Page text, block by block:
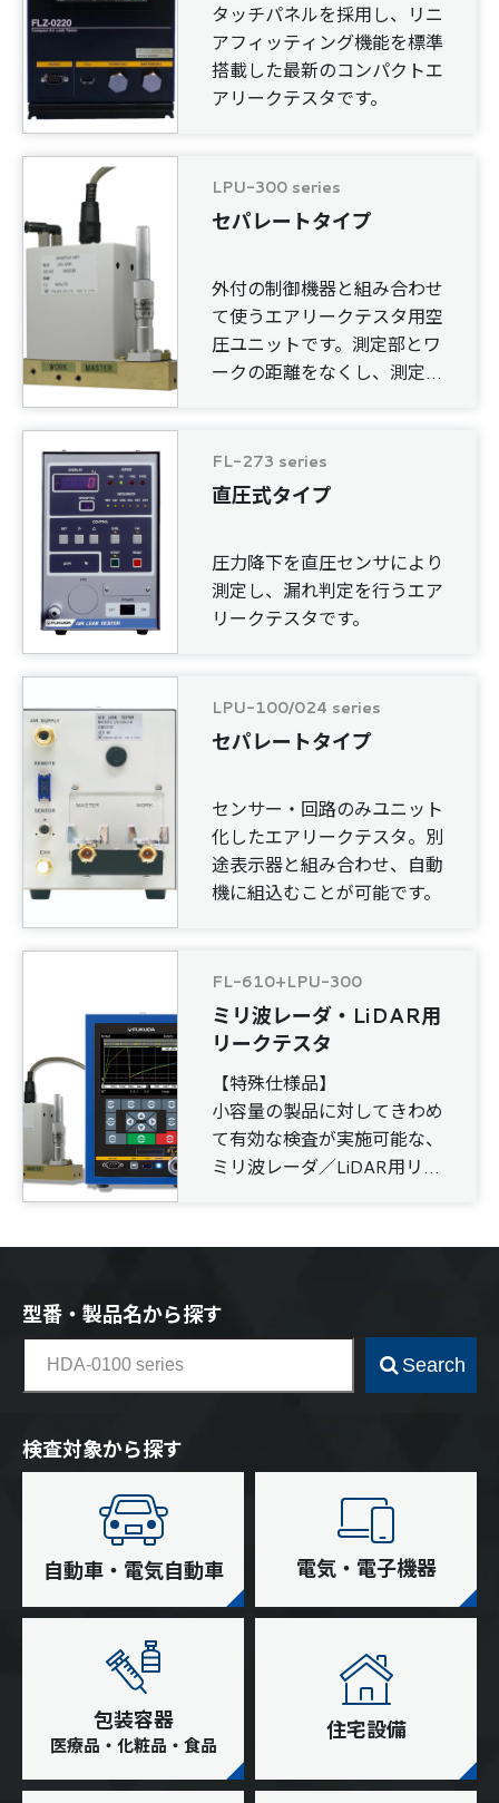
タッチパネルを採用し、リニ
アフィッティング機能を標準
搭載した最新のコンパクトエ
アリークテスタです。
LPU-300 series
セパレートタイプ
外付の制御機器と組み合わせ
て使うエアリークテスタ用空
圧ユニットです。測定部とワ
ークの距離をなくし、測定容
FL-273 series
直圧式タイプ
圧力降下を直圧センサにより
測定し、漏れ判定を行うエア
リークテスタです。
LPU-100/024 series
セパレートタイプ
センサー・回路のみユニット
化したエアリークテスタ。別
途表示器と組み合わせ、自動
機に組込むことが可能です。
FL-610+LPU-300
ミリ波レーダ・LiDAR用
リークテスタ
【特殊仕様品】
小容量の製品に対してきわめ
て有効な検査が実施可能な、
ミリ波レーダ／LiDAR用リー
型番・製品名から探す
Search
検査対象から探す
自動車・電気自動車 電気・電子機器
包装容器
医療品・化粧品・食品
住宅設備